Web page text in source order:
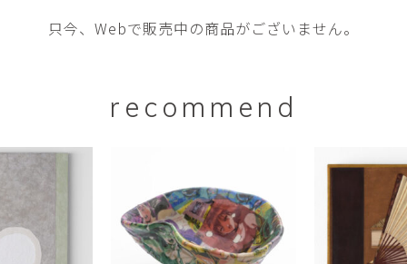
只今、Webで販売中の商品がございません。
recommend